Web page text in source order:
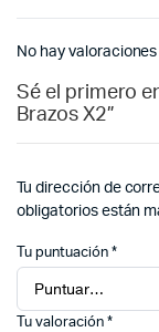
No hay
Sé el primero
Brazos X2”
Tu dirección de
obligatorios están
Tu puntuación *
Tu valoración *